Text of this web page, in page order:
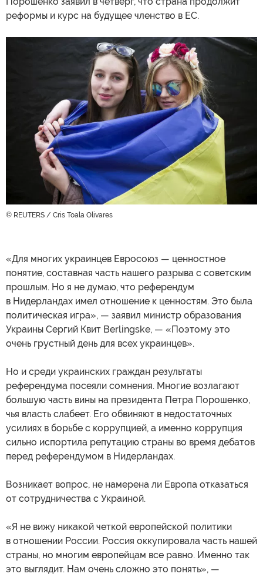
реформы и курс на будущее членство в ЕС.
© REUTERS / Cris Toala Olivares
«Для многих украинцев Евросоюз — ценностное
понятие, составная часть нашего разрыва с советским
прошлым. Но я не думаю, что референдум
в Нидерландах имел отношение к ценностям. Это была
политическая игра», — заявил министр образования
Украины Сергий Квит Berlingske, — «Поэтому это
очень грустный день для всех украинцев».
Но и среди украинских граждан результаты
референдума посеяли сомнения. Многие возлагают
большую часть вины на президента Петра Порошенко,
чья власть слабеет. Его обвиняют в недостаточных
усилиях в борьбе с коррупцией, а именно коррупция
сильно испортила репутацию страны во время дебатов
перед референдумом в Нидерландах.
Возникает вопрос, не намерена ли Европа отказаться
от сотрудничества с Украиной.
«Я не вижу никакой четкой европейской политики
в отношении России. Россия оккупировала часть нашей
страны, но многим европейцам все равно. Именно так
это выглядит. Нам очень сложно это понять», —